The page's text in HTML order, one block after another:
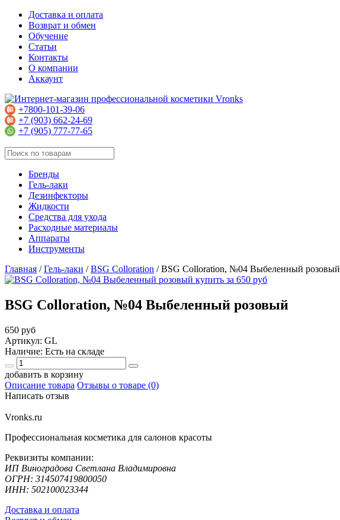
Доставка и оплата
Возврат и обмен
Обучение
Статьи
Контакты
О компании
Аккаунт
+7800-101-39-06
+7 (903) 662-24-69
+7 (905) 777-77-65
Бренды
Гель-лаки
Дезинфекторы
Жидкости
Средства для ухода
Расходные материалы
Аппараты
Инструменты
Главная /Гель-лаки /BSG Colloration /BSG Colloration, №04 Выбеленный розовый
BSG Colloration, №04 Выбеленный розовый
650 руб
Артикул: GL
Наличие: Есть на складе
добавить в корзину
Описание товара Отзывы о товаре (0)
Написать отзыв
Vronks.ru
Профессиональная косметика для салонов красоты
Реквизиты компании:
ИП Виноградова Светлана Владимировна
ОГРН: 314507419800050
ИНН: 502100023344
Доставка и оплата